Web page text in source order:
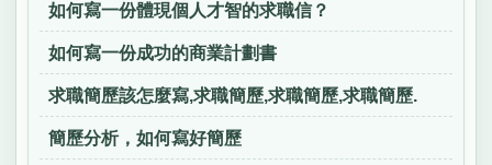
如何寫一份體現個人才智的求職信？
如何寫一份成功的商業計劃書
求職簡歷該怎麼寫,求職簡歷,求職簡歷,求職簡歷.
簡歷分析，如何寫好簡歷